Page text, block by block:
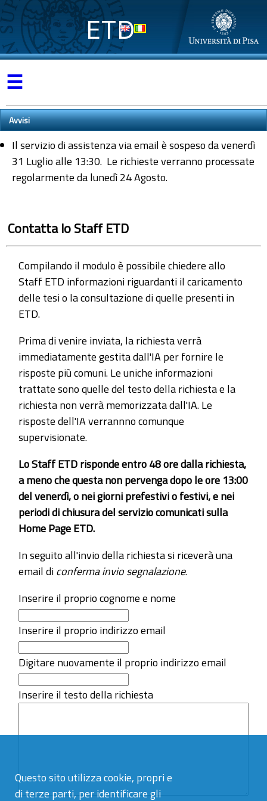
Questo sito utilizza cookie, propri e
di terze parti, per identificare gli
ETD
☰
Avvisi
Il servizio di assistenza via email è sospeso da venerdì
31 Luglio alle 13:30. Le richieste verranno processate
regolarmente da lunedì 24 Agosto.
Contatta lo Staff ETD
Compilando il modulo è possibile chiedere allo
Staff ETD informazioni riguardanti il caricamento
delle tesi o la consultazione di quelle presenti in
ETD.
Prima di venire inviata, la richiesta verrà
immediatamente gestita dall'IA per fornire le
risposte più comuni. Le uniche informazioni
trattate sono quelle del testo della richiesta e la
richiesta non verrà memorizzata dall'IA. Le
risposte dell'IA verrannno comunque
supervisionate.
Lo Staff ETD risponde entro 48 ore dalla richiesta,
a meno che questa non pervenga dopo le ore 13:00
del venerdì, o nei giorni prefestivi o festivi, e nei
periodi di chiusura del servizio comunicati sulla
Home Page ETD.
In seguito all'invio della richiesta si riceverà una
email diconferma invio segnalazione.
Inserire il proprio cognome e nome
Inserire il proprio indirizzo email
Digitare nuovamente il proprio indirizzo email
Inserire il testo della richiesta